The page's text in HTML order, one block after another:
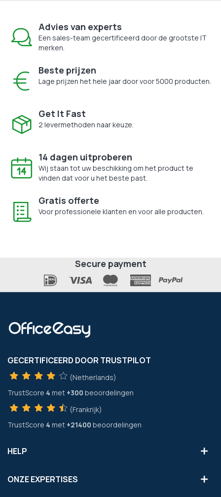
Advies van experts
Een sales-team gecertificeerd door de grootste IT
merken.
Beste prijzen
Lage prijzen het hele jaar door voor 5000 producten.
Get It Fast
2 levermethoden naar keuze.
14 dagen uitproberen
Wij staan tot uw beschikking om het product te
vinden dat voor u het beste past.
Gratis offerte
Voor professionele klanten en voor alle producten.
Secure payment
GECERTIFICEERD DOOR TRUSTPILOT
(Netherlands)
TrustScore 4 met +300 beoordelingen
(Frankrijk)
TrustScore 4 met +21400 beoordelingen
HELP
ONZE EXPERTISES